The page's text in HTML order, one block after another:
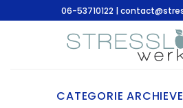
naar
06-53710122 |
CATEGORIE